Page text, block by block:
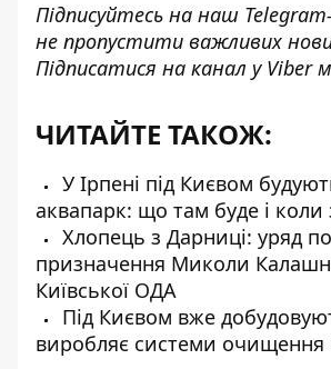
Підписуйтесь на наш
не пропустити важливих
Підписатися на канал у Viber
ЧИТАЙТЕ ТАКОЖ:
У Ірпені під Києвом
аквапарк: що там буде і
Хлопець з Дарниці: уряд
призначення Миколи
Київської ОДА
Під Києвом вже
виробляє системи очищення